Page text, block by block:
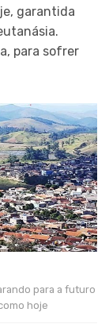
garantida
para sofrer
para a futuro
hoje